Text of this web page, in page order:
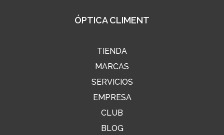
ÓPTICA CLIMENT
TIENDA
MARCAS
SERVICIOS
EMPRESA
CLUB
BLOG